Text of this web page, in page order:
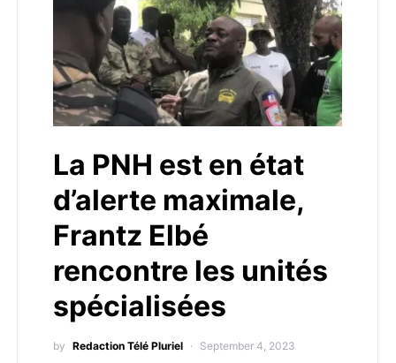
La PNH est en état
d’alerte maximale,
Frantz Elbé
rencontre les unités
spécialisées
by Redaction Télé Pluriel September 4, 2023